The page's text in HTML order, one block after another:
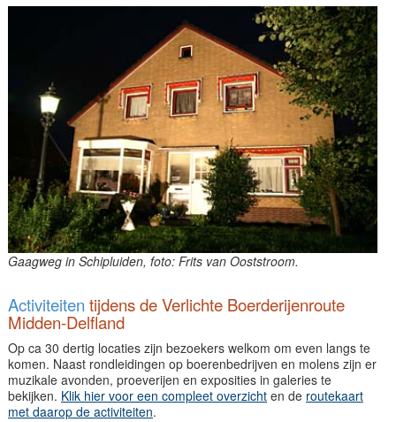
Gaagweg in Schipluiden, foto: Frits van Ooststroom.
Activiteiten tijdens de Verlichte Boerderijenroute
Midden-Delfland
Op ca 30 dertig locaties zijn bezoekers welkom om even langs te
komen. Naast rondleidingen op boerenbedrijven en molens zijn er
muzikale avonden, proeverijen en exposities in galeries te
bekijken. Klik hier voor een compleet overzicht en de routekaart
met daarop de activiteiten.